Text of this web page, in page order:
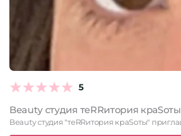
5
Beauty студия теRRитория краSоты